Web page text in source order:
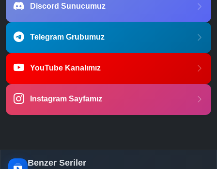
Discord Sunucumuz
Telegram Grubumuz
YouTube Kanalımız
Instagram Sayfamız
Benzer Seriler